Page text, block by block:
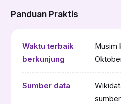
Panduan Praktis
Waktu terbaik
berkunjung
Musim
Sumber data